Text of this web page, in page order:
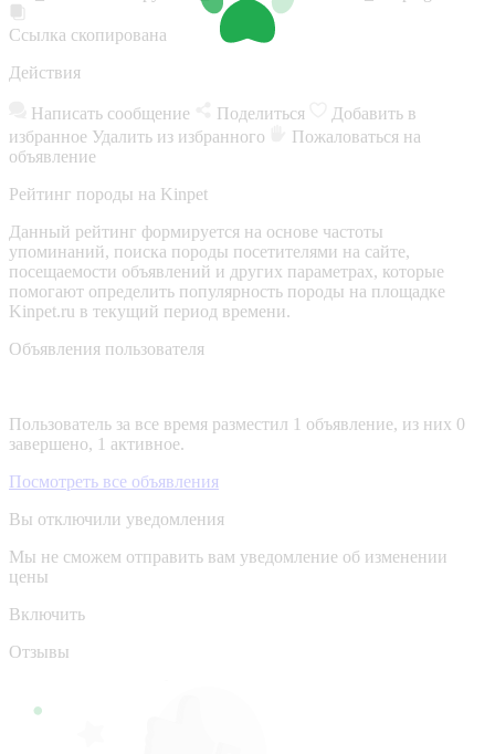
Ссылка скопирована
Действия
Написать сообщение Поделиться
Добавить в
избранное Удалить из избранного
Пожаловаться на
объявление
Рейтинг породы на Kinpet
Данный рейтинг формируется на основе частоты
упоминаний, поиска породы посетителями на сайте,
посещаемости объявлений и других параметрах, которые
помогают определить популярность породы на площадке
Kinpet.ru в текущий период времени.
Объявления пользователя
Пользователь за все время разместил 1 объявление, из них 0
завершено, 1 активное.
Посмотреть все объявления
Вы отключили уведомления
Мы не сможем отправить вам уведомление об изменении
цены
Включить
Отзывы